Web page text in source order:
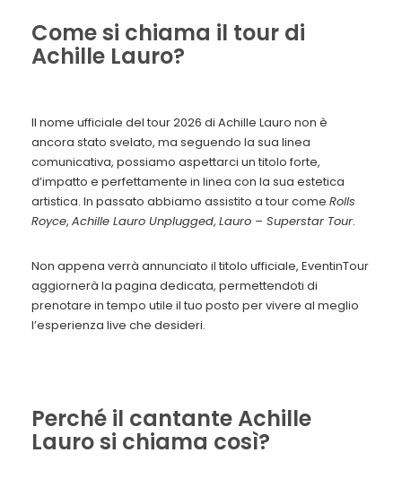
Come si chiama il tour di
Achille Lauro?
Il nome ufficiale del tour 2026 di Achille Lauro non è
ancora stato svelato, ma seguendo la sua linea
comunicativa, possiamo aspettarci un titolo forte,
d’impatto e perfettamente in linea con la sua estetica
artistica. In passato abbiamo assistito a tour come Rolls
Royce, Achille Lauro Unplugged, Lauro – Superstar Tour.
Non appena verrà annunciato il titolo ufficiale, EventinTour
aggiornerà la pagina dedicata, permettendoti di
prenotare in tempo utile il tuo posto per vivere al meglio
l’esperienza live che desideri.
Perché il cantante Achille
Lauro si chiama così?